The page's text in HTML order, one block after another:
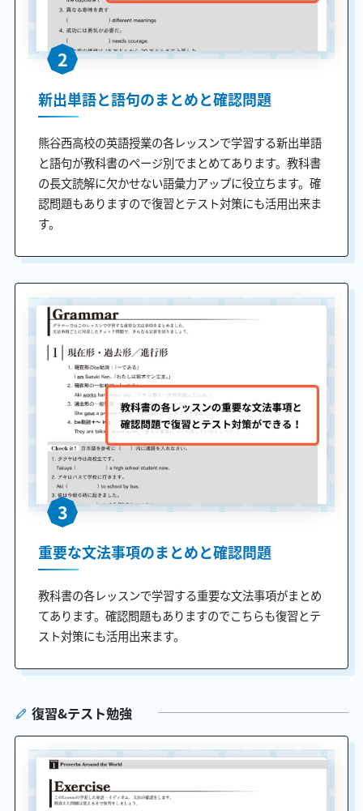
2
新出単語と語句のまとめと確認問題
熊谷西高校の英語授業の各レッスンで学習する新出単語
と語句が教科書のページ別でまとめてあります。教科書
の長文読解に欠かせない語彙力アップに役立ちます。確
認問題もありますので復習とテスト対策にも活用出来ま
す。
3
重要な文法事項のまとめと確認問題
教科書の各レッスンで学習する重要な文法事項がまとめ
てあります。確認問題もありますのでこちらも復習とテ
スト対策にも活用出来ます。
復習&テスト勉強